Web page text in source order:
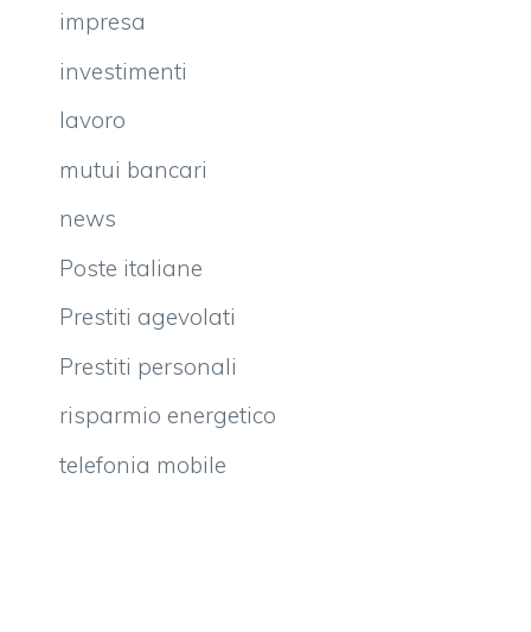
impresa
investimenti
lavoro
mutui bancari
news
Poste italiane
Prestiti agevolati
Prestiti personali
risparmio energetico
telefonia mobile